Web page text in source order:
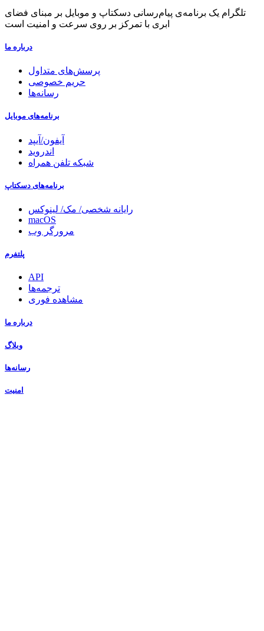
تلگرام یک برنامه‌ی پیام‌رسانی دسکتاپ و موبایل بر مبنای فضای
ابری با تمرکز بر روی سرعت و امنیت است
در‌باره ما
پرسش‌های متداول
حریم خصوصی
رسانه‌ها
برنامه‌های موبایل
آیفون/آیپد
اندروید
شبکه تلفن همراه
برنامه‌های دسکتاپ
‏رایانه شخصی/ مک/ لینوکس
macOS
مرورگر وب
پلتفرم
API
ترجمه‌ها
مشاهده فوری
در‌باره ما
وبلاگ
رسانه‌ها
امنیت